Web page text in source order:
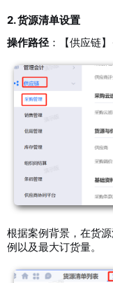
2. 货源清单设置
操作路径 ： 【供应链
根据案例背景，在货
例以及最大订货量。